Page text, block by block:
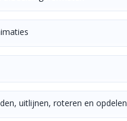
uitlijnen, roteren en opdelen